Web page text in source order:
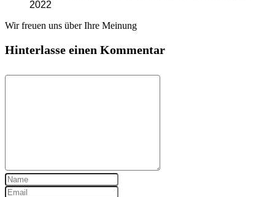
2022
Wir freuen uns über Ihre Meinung
Hinterlasse einen Kommentar